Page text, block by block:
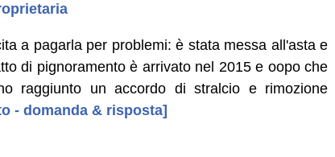
a pagarla per problemi: è stata messa all'asta e
di pignoramento è arrivato nel 2015 e oopo che
raggiunto un accordo di stralcio e rimozione
- domanda & risposta]